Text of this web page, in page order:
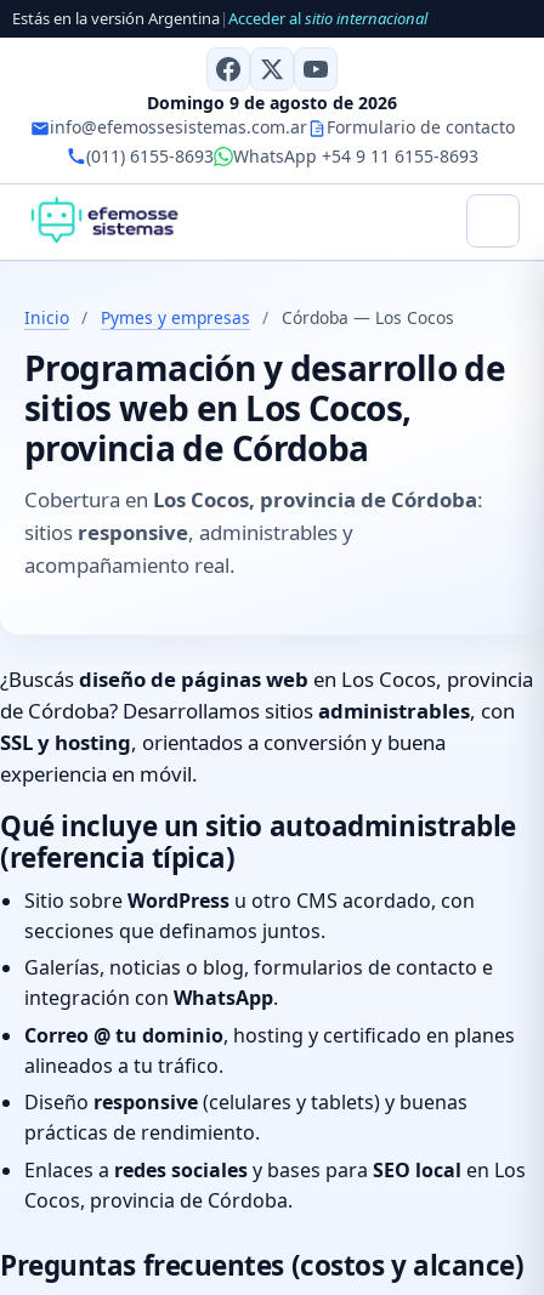
Estás en la versión Argentina|Acceder alsitio internacional
Domingo 9 de agosto de 2026
info@efemossesistemas.com.ar
Formulario de contacto
(011) 6155-8693
WhatsApp +54 9 11 6155-8693
Inicio / Pymes y empresas / Córdoba — Los Cocos
Programación y desarrollo de
sitios web en Los Cocos,
provincia de Córdoba
Cobertura en Los Cocos, provincia de Córdoba:
sitios responsive, administrables y
acompañamiento real.
¿Buscásdiseño de páginas web en Los Cocos, provincia
de Córdoba? Desarrollamos sitiosadministrables, con
SSL y hosting, orientados a conversión y buena
experiencia en móvil.
Qué incluye un sitio autoadministrable
(referencia típica)
Sitio sobreWordPress u otro CMS acordado, con
secciones que definamos juntos.
Galerías, noticias o blog, formularios de contacto e
integración con WhatsApp.
Correo @ tu dominio, hosting y certificado en planes
alineados a tu tráfico.
Diseño responsive(celulares y tablets) y buenas
prácticas de rendimiento.
Enlaces a redes socialesy bases para SEO local en Los
Cocos, provincia de Córdoba.
Preguntas frecuentes (costos y alcance)